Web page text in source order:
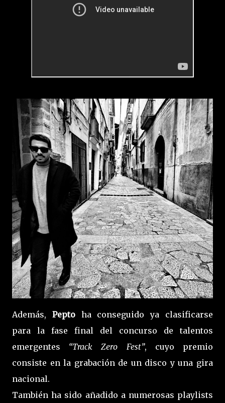
Además, Pepto ha conseguido ya clasificarse
para la fase final del concurso de talentos
emergentes “Track Zero Fest”, cuyo premio
consiste en la grabación de un disco y una gira
nacional.
También ha sido añadido a numerosas playlists